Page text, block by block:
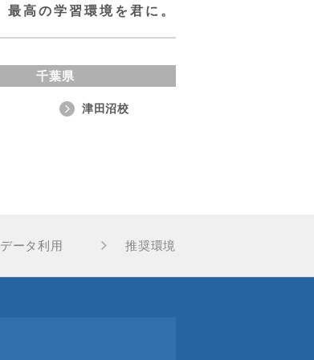
最高の学習環境を君に。
千葉県
津田沼校
データ利用 推奨環境